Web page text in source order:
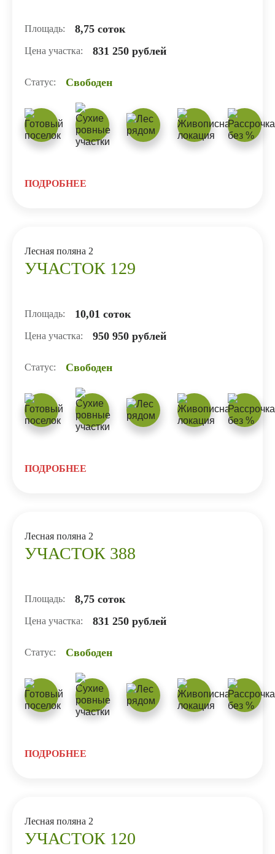
Площадь: 8,75 соток
Цена участка: 831 250 рублей
Статус: Свободен
ПОДРОБНЕЕ
Лесная поляна 2
УЧАСТОК 129
Площадь: 10,01 соток
Цена участка: 950 950 рублей
Статус: Свободен
ПОДРОБНЕЕ
Лесная поляна 2
УЧАСТОК 388
Площадь: 8,75 соток
Цена участка: 831 250 рублей
Статус: Свободен
ПОДРОБНЕЕ
Лесная поляна 2
УЧАСТОК 120